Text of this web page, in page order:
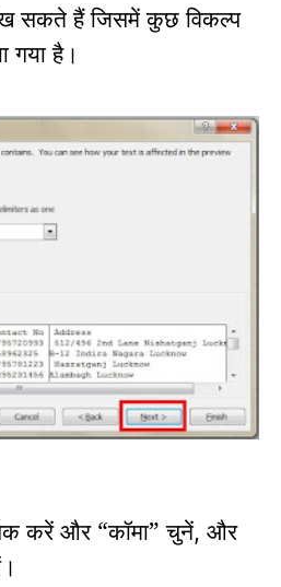
सकते हैं जिसमें कुछ विकल्प
गया है।
करें और “कॉमा” चुनें, और